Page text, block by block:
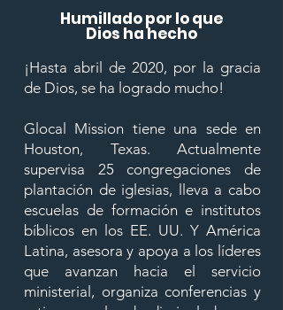
Humillado por lo que
Dios ha hecho
¡Hasta abril de 2020, por la gracia
de Dios, se ha logrado mucho!
Glocal Mission tiene una sede en
Houston, Texas. Actualmente
supervisa 25 congregaciones de
plantación de iglesias, lleva a cabo
escuelas de formación e institutos
bíblicos en los EE. UU. Y América
Latina, asesora y apoya a los líderes
que avanzan hacia el servicio
ministerial, organiza conferencias y